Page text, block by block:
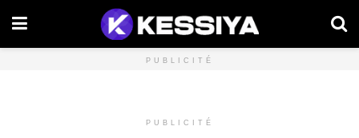
PUBLICITÉ
PUBLICITÉ